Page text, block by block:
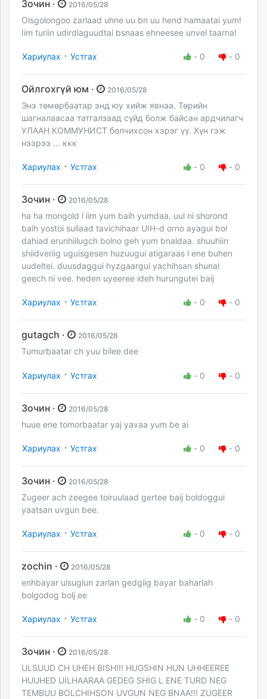
Зочин · 2016/05/28
Olsgolongoo zarlaad uhne uu bn uu hend hamaatai yum!
Iim turiin udirdlaguudtai bsnaas ehneesee unvel taarna!
Хариулах · Устгах - 0 - 0
Ойлгохгүй юм · 2016/05/28
Энэ төмөрбаатар энд юу хийж явнаа. Төрийн
шагналаасаа татгалзаад сүйд болж байсан ардчилагч
УЛААН КОММУНИСТ болчихсон хэрэг үү. Хүн гэж
нээрээ ... ккк
Хариулах · Устгах - 0 - 0
Зочин · 2016/05/28
ha ha mongold l iim yum baih yumdaa. uul ni shorond
baih yostoi sullaad tavichihaar UIH-d orno ayagui bol
dahiad erunhiilugch bolno geh yum bnaldaa. shuuhiin
shiidveriig uguisgesen huzuugui atigaraas l ene buhen
uudeltei. duusdaggui hyzgaargui yachihsan shunal
geech ni vee. heden uyeeree ideh hurungutei baij
Хариулах · Устгах - 0 - 0
gutagch · 2016/05/28
Tumurbaatar ch yuu bilee dee
Хариулах · Устгах - 0 - 0
Зочин · 2016/05/28
huue ene tomorbaatar yaj yavaa yum be ai
Хариулах · Устгах - 0 - 0
Зочин · 2016/05/28
Zugeer ach zeegee toiruulaad gertee baij boldoggui
yaatsan uvgun bee.
Хариулах · Устгах - 0 - 0
zochin · 2016/05/28
enhbayar ulsuglun zarlan gedgiig bayar baharlah
bolgodog bolj ee
Хариулах · Устгах - 0 - 0
Зочин · 2016/05/28
ULSUUD CH UHEH BISH!!! HUGSHIN HUN UHHEEREE
HUUHED UILHAARAA GEDEG SHIG L ENE TURD NEG
TEMBUU BOLCHIHSON UVGUN NEG BNAA!!! ZUGEER